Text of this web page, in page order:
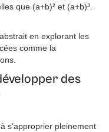
que (a+b)² et (a+b)³.
en explorant les
comme la
des
s’approprier pleinement